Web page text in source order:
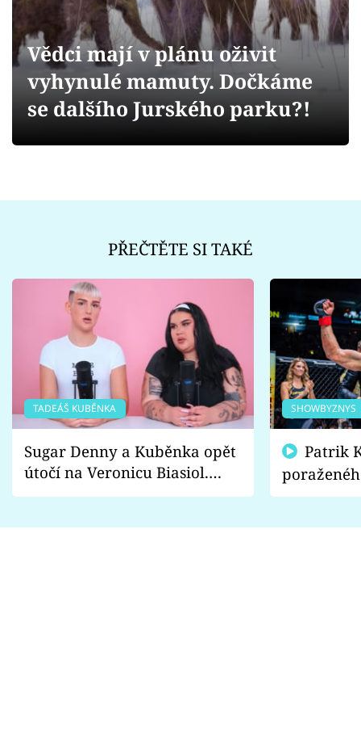
Videa
Sledujte prima+
Vědci mají v plánu oživit
vyhynulé mamuty. Dočkáme
se dalšího Jurského parku?!
PŘEČTĚTE SI TAKÉ
TADEÁŠ KUBĚNKA
Sugar Denny a Kuběnka opět
útočí na Veronicu Biasiol.
Proč je podle nich falešná a
SHOWBYZNYS
fanoušci